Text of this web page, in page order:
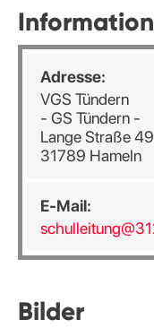
Adresse:
VGS Tündern
- GS Tündern -
Lange Straße
31789 Hameln
E-Mail:
Bilder